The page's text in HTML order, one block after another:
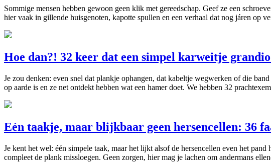
Sommige mensen hebben gewoon geen klik met gereedschap. Geef ze een
hier vaak in gillende huisgenoten, kapotte spullen en een verhaal dat nog járen op
Hoe dan?! 32 keer dat een simpel karweitje
Je zou denken: even snel dat plankje ophangen, dat kabeltje wegwerken of die
op aarde is en ze net ontdekt hebben wat een hamer doet. We hebben 32
Eén taakje, maar blijkbaar geen hersencellen: 36
Je kent het wel: één simpele taak, maar het lijkt alsof de hersencellen even het
compleet de plank missloegen. Geen zorgen, hier mag je lachen om andermans